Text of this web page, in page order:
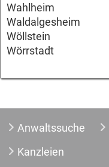
Wahlheim
Waldalgesheim
Wöllstein
Wörrstadt
Anwaltssuche
Kanzleien